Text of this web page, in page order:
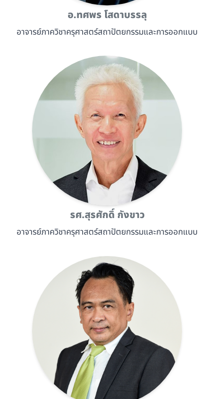
อ.ทศพร โสดาบรรลุ
อาจารย์ภาควิชาครุศาสตร์สถาปัตยกรรมและการออกแบบ
รศ.สุรศักดิ์ กังขาว
อาจารย์ภาควิชาครุศาสตร์สถาปัตยกรรมและการออกแบบ